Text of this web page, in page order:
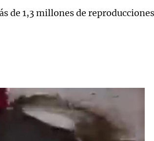
de 1,3 millones de